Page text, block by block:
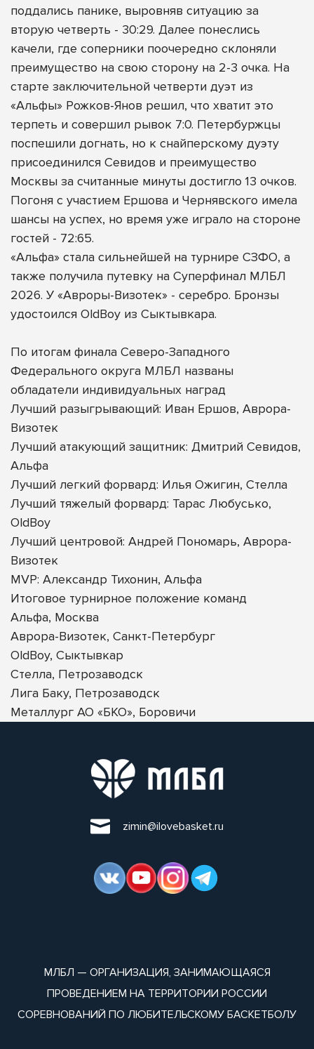
поддались панике, выровняв ситуацию за
вторую четверть - 30:29. Далее понеслись
качели, где соперники поочередно склоняли
преимущество на свою сторону на 2-3 очка. На
старте заключительной четверти дуэт из
«Альфы» Рожков-Янов решил, что хватит это
терпеть и совершил рывок 7:0. Петербуржцы
поспешили догнать, но к снайперскому дуэту
присоединился Севидов и преимущество
Москвы за считанные минуты достигло 13 очков.
Погоня с участием Ершова и Чернявского имела
шансы на успех, но время уже играло на стороне
гостей - 72:65.
«Альфа» стала сильнейшей на турнире СЗФО, а
также получила путевку на Суперфинал МЛБЛ
2026. У «Авроры-Визотек» - серебро. Бронзы
удостоился OldBoy из Сыктывкара.
По итогам финала Северо-Западного
Федерального округа МЛБЛ названы
обладатели индивидуальных наград
Лучший разыгрывающий: Иван Ершов, Аврора-
Визотек
Лучший атакующий защитник: Дмитрий Севидов,
Альфа
Лучший легкий форвард: Илья Ожигин, Стелла
Лучший тяжелый форвард: Тарас Любусько,
OldBoy
Лучший центровой: Андрей Пономарь, Аврора-
Визотек
MVP: Александр Тихонин, Альфа
Итоговое турнирное положение команд
Альфа, Москва
Аврора-Визотек, Санкт-Петербург
OldBoy, Сыктывкар
Стелла, Петрозаводск
Лига Баку, Петрозаводск
Металлург АО «БКО», Боровичи
zimin@ilovebasket.ru
МЛБЛ — ОРГАНИЗАЦИЯ, ЗАНИМАЮЩАЯСЯ
ПРОВЕДЕНИЕМ НА ТЕРРИТОРИИ РОССИИ
СОРЕВНОВАНИЙ ПО ЛЮБИТЕЛЬСКОМУ БАСКЕТБОЛУ